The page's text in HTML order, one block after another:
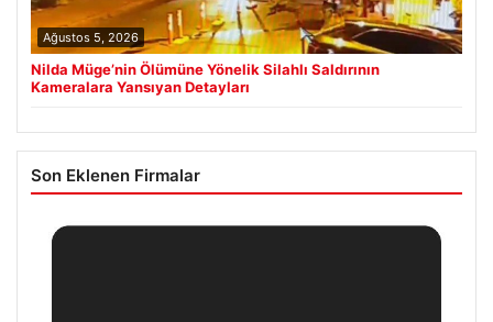
Ağustos 5, 2026
Nilda Müge’nin Ölümüne Yönelik Silahlı Saldırının
Kameralara Yansıyan Detayları
Son Eklenen Firmalar